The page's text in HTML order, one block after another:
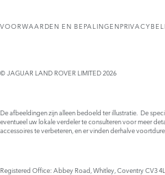
VOORWAARDEN EN BEPALINGEN
© JAGUAR LAND ROVER LIMITED 2026
De afbeeldingen zijn alleen bedoeld ter illustratie. De
eventueel uw lokale verdeler te consulteren voor meer
accessoires te verbeteren, en er vinden derhalve
Registered Office: Abbey Road, Whitley, Coventry CV3